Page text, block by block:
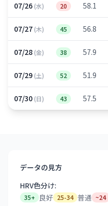
07/26(水) 20 58.1
07/27(木) 45 56.8
07/28(金) 38 57.9
07/29(土) 52 51.9
07/30(日) 43 57.5
データの見方
HRV色分け:
35+ 良好 25-34 普通 ~24